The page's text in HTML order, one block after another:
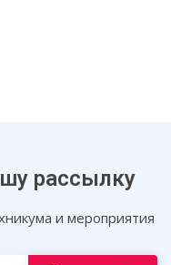
рассылку
и мероприятия